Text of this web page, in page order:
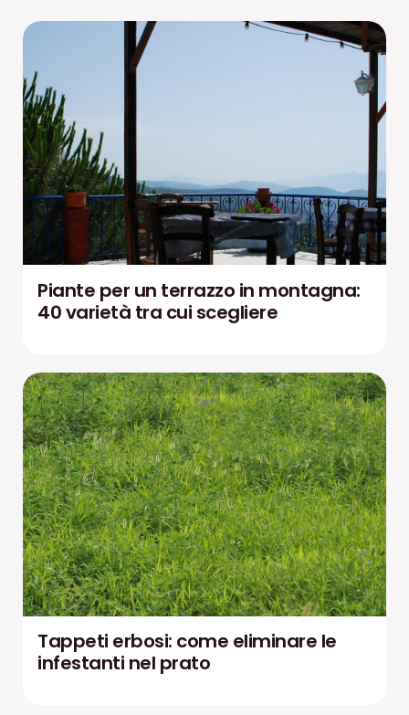
Piante per un terrazzo in montagna:
40 varietà tra cui scegliere
Tappeti erbosi: come eliminare le
infestanti nel prato